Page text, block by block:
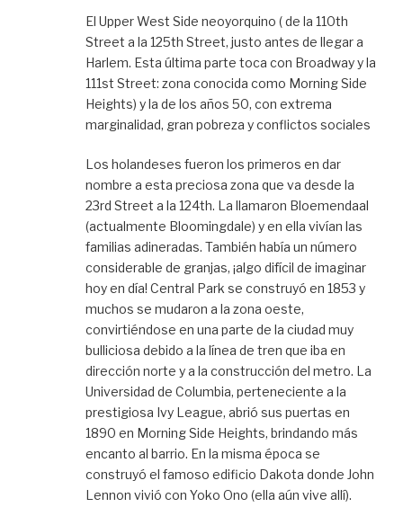
El Upper West Side neoyorquino ( de la 110th
Street a la 125th Street, justo antes de llegar a
Harlem. Esta última parte toca con Broadway y la
111st Street: zona conocida como Morning Side
Heights) y la de los años 50, con extrema
marginalidad, gran pobreza y conflictos sociales
Los holandeses fueron los primeros en dar
nombre a esta preciosa zona que va desde la
23rd Street a la 124th. La llamaron Bloemendaal
(actualmente Bloomingdale) y en ella vivían las
familias adineradas. También había un número
considerable de granjas, ¡algo difícil de imaginar
hoy en día! Central Park se construyó en 1853 y
muchos se mudaron a la zona oeste,
convirtiéndose en una parte de la ciudad muy
bulliciosa debido a la línea de tren que iba en
dirección norte y a la construcción del metro. La
Universidad de Columbia, perteneciente a la
prestigiosa Ivy League, abrió sus puertas en
1890 en Morning Side Heights, brindando más
encanto al barrio. En la misma época se
construyó el famoso edificio Dakota donde John
Lennon vivió con Yoko Ono (ella aún vive allí).